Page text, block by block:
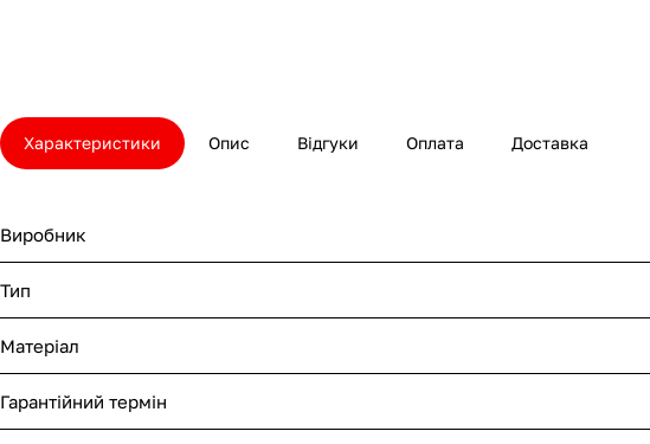
Характеристики Опис Відгуки Оплата Доставка
Виробник
Тип
Матеріал
Гарантійний термін